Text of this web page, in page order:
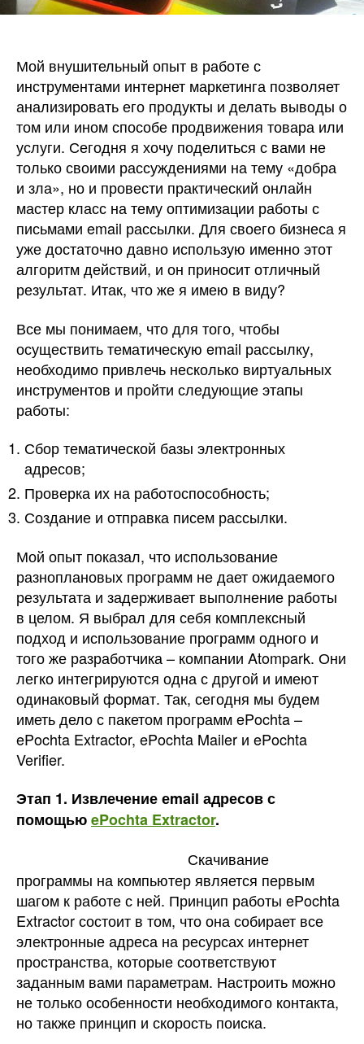
Мой внушительный опыт в работе с
инструментами интернет маркетинга позволяет
анализировать его продукты и делать выводы о
том или ином способе продвижения товара или
услуги. Сегодня я хочу поделиться с вами не
только своими рассуждениями на тему «добра
и зла», но и провести практический онлайн
мастер класс на тему оптимизации работы с
письмами email рассылки. Для своего бизнеса я
уже достаточно давно использую именно этот
алгоритм действий, и он приносит отличный
результат. Итак, что же я имею в виду?
Все мы понимаем, что для того, чтобы
осуществить тематическую email рассылку,
необходимо привлечь несколько виртуальных
инструментов и пройти следующие этапы
работы:
Сбор тематической базы электронных
адресов;
Проверка их на работоспособность;
Создание и отправка писем рассылки.
Мой опыт показал, что использование
разноплановых программ не дает ожидаемого
результата и задерживает выполнение работы
в целом. Я выбрал для себя комплексный
подход и использование программ одного и
того же разработчика – компании Atompark. Они
легко интегрируются одна с другой и имеют
одинаковый формат. Так, сегодня мы будем
иметь дело с пакетом программ ePochta –
ePochta Extractor, ePochta Mailer и ePochta
Verifier.
Этап 1. Извлечение еmail адресов с
помощьюePochta Extractor.
Скачивание
программы на компьютер является первым
шагом к работе с ней. Принцип работы ePochta
Extractor состоит в том, что она собирает все
электронные адреса на ресурсах интернет
пространства, которые соответствуют
заданным вами параметрам. Настроить можно
не только особенности необходимого контакта,
но также принцип и скорость поиска.